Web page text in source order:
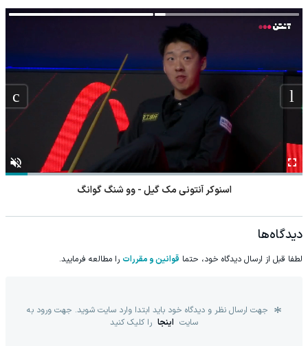
اسنوکر آنتونی مک گیل - وو شنگ گوانگ
دیدگاه‌ها
لطفا قبل از ارسال دیدگاه خود، حتما قوانین و مقررات را مطالعه فرمایید.
جهت ارسال نظر و دیدگاه خود باید ابتدا وارد سایت شوید. جهت ورود به
سایت اینجا را کلیک کنید